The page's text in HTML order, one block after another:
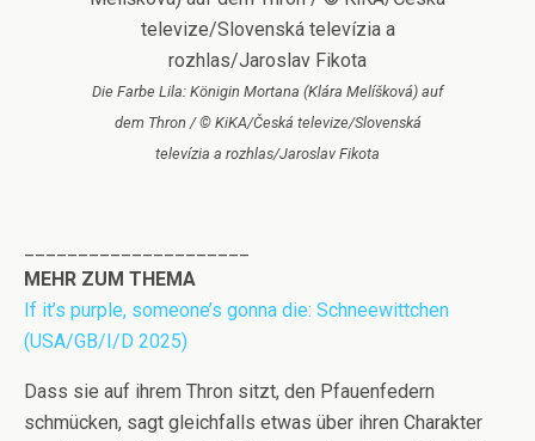
Die Farbe Lila: Königin Mortana (Klára Melíšková) auf
dem Thron / © KiKA/Česká televize/Slovenská
televízia a rozhlas/Jaroslav Fikota
MEHR ZUM THEMA
If it’s purple, someone’s gonna die: Schneewittchen
(USA/GB/I/D 2025)
Dass sie auf ihrem Thron sitzt, den Pfauenfedern
schmücken, sagt gleichfalls etwas über ihren Charakter